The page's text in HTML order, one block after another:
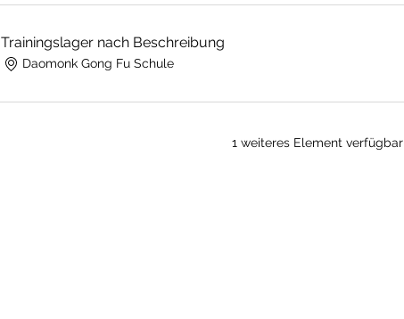
Trainingslager nach Beschreibung
Daomonk Gong Fu Schule
1 weiteres Element verfügbar